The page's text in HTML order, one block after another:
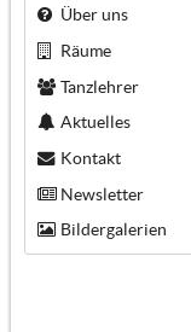
Über uns
Räume
Tanzlehrer
Aktuelles
Kontakt
Newsletter
Bildergalerien